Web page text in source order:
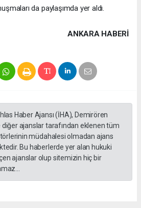
da paylaşımda yer aldı.
ANKARA HABERİ
Haber Ajansı (İHA), Demirören
diğer ajanslar tarafından eklenen tüm
müdahalesi olmadan ajans
Bu haberlerde yer alan hukuki
ajanslar olup sitemizin hiç bir